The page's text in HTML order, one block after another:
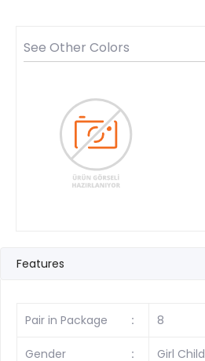
See Other Colors
Features
Pair in Package : 8
Gender : Girl Child